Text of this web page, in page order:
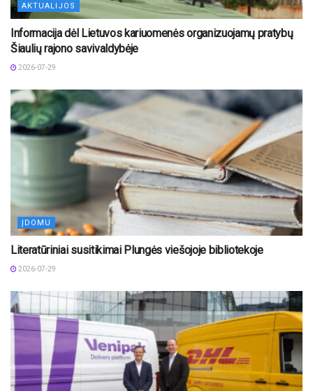
AKTUALIJOS
Informacija dėl Lietuvos kariuomenės organizuojamų pratybų
Šiaulių rajono savivaldybėje
2026-07-29
ĮDOMU
Literatūriniai susitikimai Plungės viešojoje bibliotekoje
2026-07-29